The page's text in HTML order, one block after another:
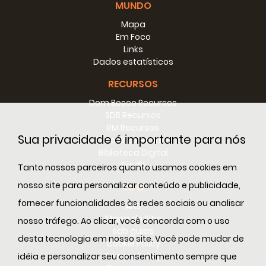
Sua privacidade é importante para nós
Tanto nossos parceiros quanto usamos cookies em
nosso site para personalizar conteúdo e publicidade,
fornecer funcionalidades às redes sociais ou analisar
nosso tráfego. Ao clicar, você concorda com o uso
desta tecnologia em nosso site. Você pode mudar de
idéia e personalizar seu consentimento sempre que
Presentazione per il
Bicentenario della nascita
di Don Bosco
1:24:01
31 gennaio 2014:
Celebrazione Eucaristica di
di Torino: Celebrazione
Eucaristica in occasione
della Festa di Don Bosco.
Celebra il Rettore Maggiore
dei Salesiani, Don Pascual
Chávez Villanueva
02-
it
31 gennaio 2014:
Celebrazione Eucaristica di
Dalla Basilica di Maria 2014-
MUNDO
Mapa
Em Foco
Links
Dados estatísticos
RECURSOS
Dom Bosco Recursos
Conselho Recursos
E-sdb
INFO
ANS
Mapa do Sitio
Cookie Policy
Privacy Policy